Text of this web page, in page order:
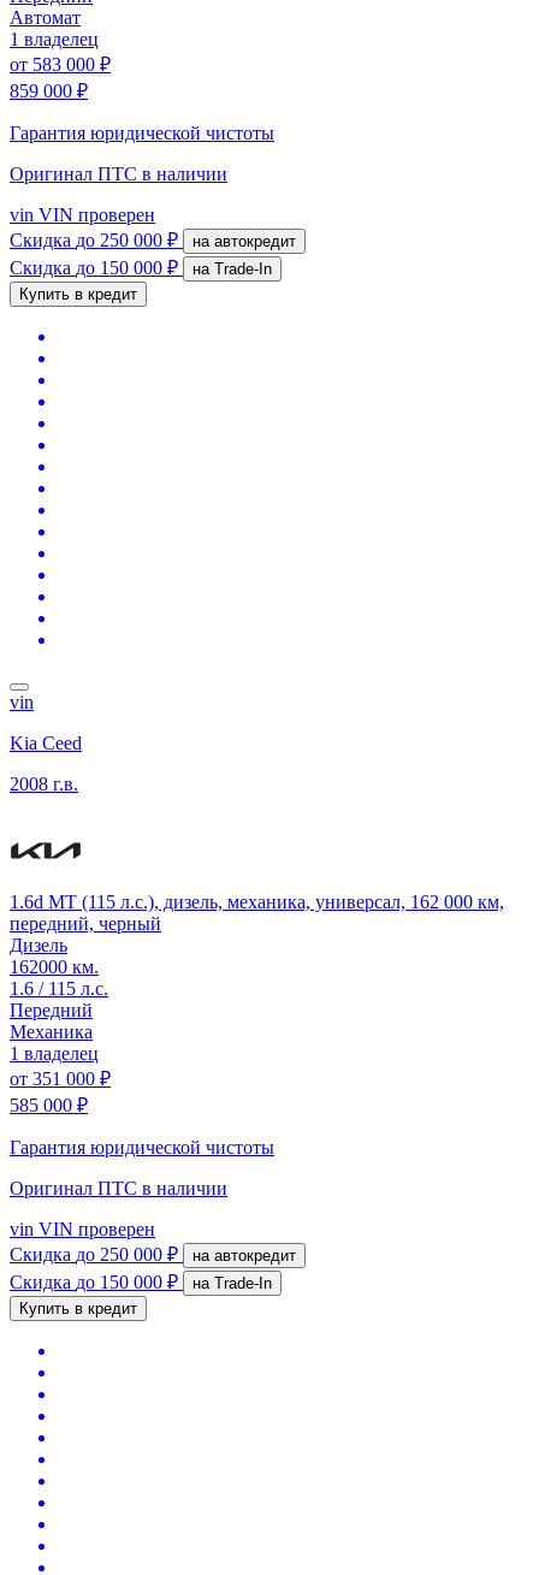
Автомат
1 владелец
от 583 000 ₽
859 000 ₽
Гарантия юридической чистоты
Оригинал ПТС в наличии
vin VIN проверен
Скидка до 250 000 ₽ на автокредит
Скидка до 150 000 ₽
на Trade-In
Купить в кредит
vin
Kia Ceed
2008 г.в.
1.6d MT (115 л.с.), дизель, механика, универсал, 162 000 км,
передний, черный
Дизель
162000 км.
1.6 / 115 л.с.
Передний
Механика
1 владелец
от 351 000 ₽
585 000 ₽
Гарантия юридической чистоты
Оригинал ПТС в наличии
vin VIN проверен
Скидка до 250 000 ₽ на автокредит
Скидка до 150 000 ₽
на Trade-In
Купить в кредит